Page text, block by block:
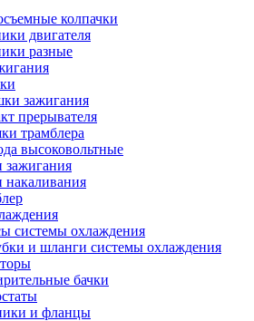
колпачки
двигателя
разные
зажигания
прерывателя
трамблера
высоковольтные
зажигания
накаливания
системы охлаждения
и шланги системы охлаждения
бачки
и фланцы